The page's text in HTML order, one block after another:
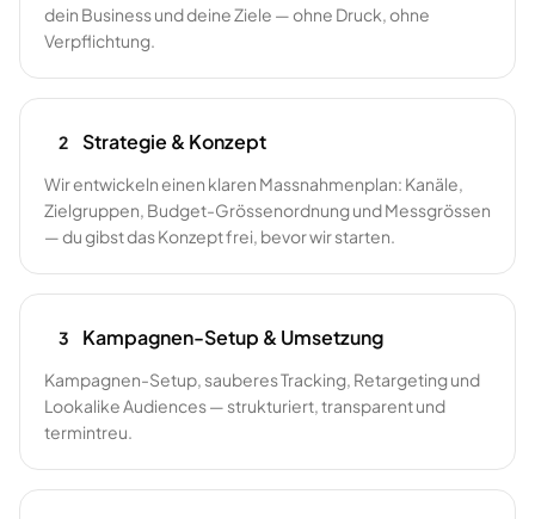
dein Business und deine Ziele — ohne Druck, ohne
Verpflichtung.
2 Strategie & Konzept
Wir entwickeln einen klaren Massnahmenplan: Kanäle,
Zielgruppen, Budget-Grössenordnung und Messgrössen
— du gibst das Konzept frei, bevor wir starten.
3 Kampagnen-Setup & Umsetzung
Kampagnen-Setup, sauberes Tracking, Retargeting und
Lookalike Audiences — strukturiert, transparent und
termintreu.